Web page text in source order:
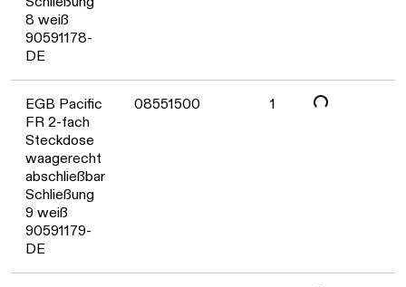
8 weiß
90591178-
DE
EGB Pacific
FR 2-fach
Steckdose
waagerecht
abschließbar
Schließung
9 weiß
90591179-
DE
08551500 1